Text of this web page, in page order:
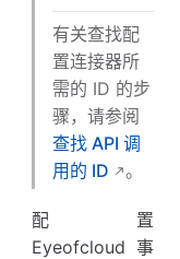
有关查找配
置连接器所
需的 ID 的步
骤，请参阅
查找 API 调
用的 ID
。
配置
Eyeofcloud 事